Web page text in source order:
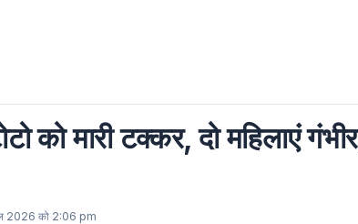
को मारी टक्कर, दो महिलाएं
2026 को 2:06 pm